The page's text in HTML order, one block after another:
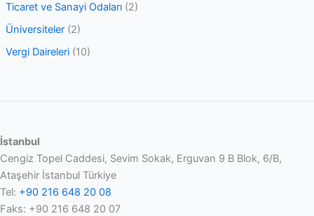
Ticaret ve Sanayi Odaları(2)
Üniversiteler(2)
Vergi Daireleri(10)
İstanbul
Cengiz Topel Caddesi, Sevim Sokak, Erguvan 9 B Blok, 6/B,
Ataşehir İstanbul Türkiye
Tel: +90 216 648 20 08
Faks: +90 216 648 20 07